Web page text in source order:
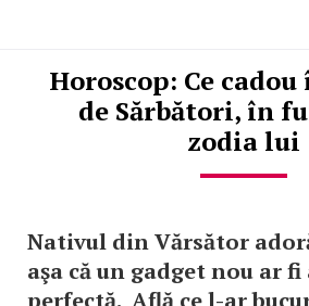
Horoscop: Ce
de Sărbători, în
zodia lui
Nativul din Vărsător
aşa că un gadget nou ar fi
perfectă. Află ce l-ar